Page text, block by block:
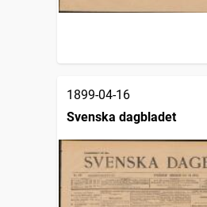
1899-04-16
Svenska dagbladet